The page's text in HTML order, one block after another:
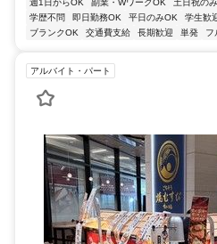
学歴不問
即日勤務OK 平日のみOK 学生歓
ブランクOK
交通費支給 長期歓迎 単発 フ
アルバイト・パート